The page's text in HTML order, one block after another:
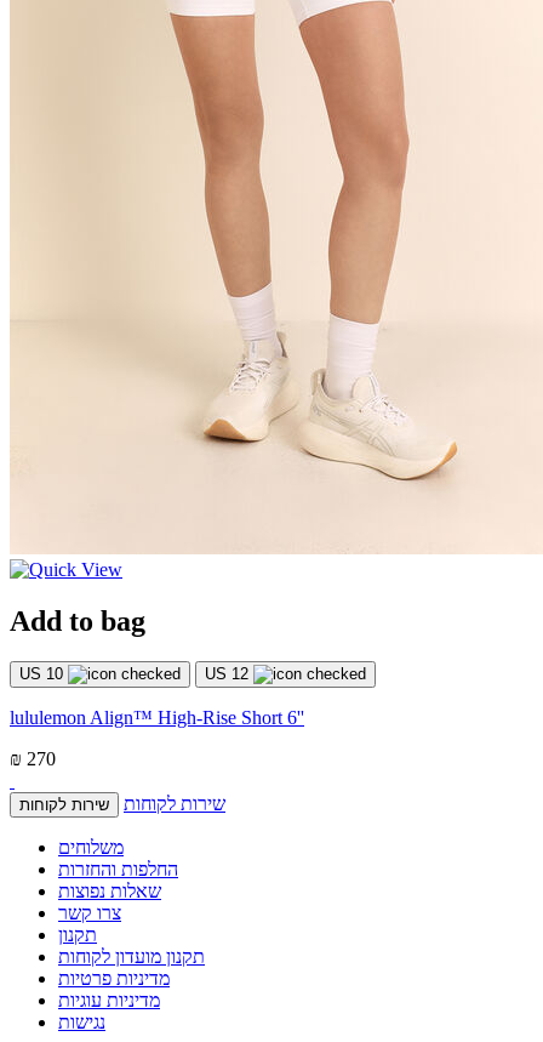
Add to bag
US 10 US 12
lululemon Align™ High-Rise Short 6''
₪ 270
שירות לקוחות שירות לקוחות
משלוחים
החלפות והחזרות
שאלות נפוצות
צרו קשר
תקנון
תקנון מועדון לקוחות
מדיניות פרטיות
מדיניות עוגיות
נגישות